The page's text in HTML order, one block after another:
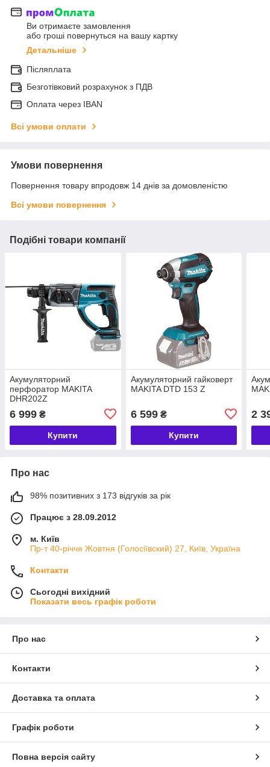
Ви отримаєте замовлення
або гроші повернуться на вашу картку
Детальніше
Післяплата
Безготівковий розрахунок з ПДВ
Оплата через IBAN
Всі умови оплати
Умови повернення
Повернення товару впродовж 14 днів за домовленістю
Всі умови повернення
Подібні товари компанії
Акумуляторний
перфоратор MAKITA
DHR202Z
6 999 ₴
Купити
Акумуляторний гайковерт
MAKITA DTD 153 Z
6 599₴
Купити
2
Про нас
98% позитивних з 173 відгуків за рік
Працює з 28.09.2012
м. Київ
Пр-т 40-річчя Жовтня (Голосіївский) 27, Київ, Україна
Контакти
Сьогодні вихідний
Показати весь графік роботи
Про нас
Контакти
Доставка та оплата
Графік роботи
Повна версія сайту